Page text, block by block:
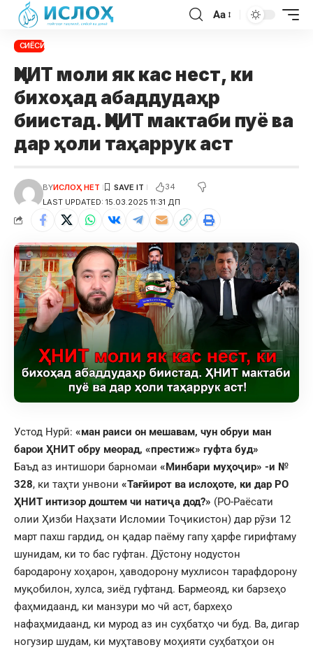
Aa
СИЁСӢ
ҲНИТ моли як кас нест, ки
бихоҳад абаддудаҳр
биистад. ҲНИТ мактаби пуё ва
дар ҳоли таҳаррук аст
LAST UPDATED: 15.03.2025 11:31 ДП
BYИСЛОҲ НЕТ 34
Устод Нурӣ: «ман раиси он мешавам, чун обруи ман
барои ҲНИТ обру меорад, «престиж» гуфта буд»
Баъд аз интишори барномаи «Минбари муҳоҷир» -и №
328, ки таҳти унвони «Тағйирот ва ислоҳоте, ки дар РО
ҲНИТ интизор доштем чи натиҷа дод?» (РО-Раёсати
олии Ҳизби Наҳзати Исломии Тоҷикистон) дар рӯзи 12
март пахш гардид, он қадар паёму гапу ҳарфе гирифтаму
шунидам, ки то бас гуфтан. Дӯстону нодустон
бародарону хоҳарон, ҳаводорону мухлисон тарафдорону
муқобилон, хулса, зиёд гуфтанд. Бармеояд, ки барзеҳо
фаҳмидаанд, ки манзури мо чӣ аст, бархеҳо
нафаҳмидаанд, ки мурод аз ин суҳбатҳо чи буд. Ва, дигар
ногузир шудам, ки муҳтавову моҳияти суҳбатҳои он